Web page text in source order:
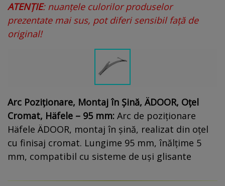
ATENȚIE: nuanțele culorilor produselor
prezentate mai sus, pot diferi sensibil față de
original!
Arc Poziționare, Montaj în Șină, ÄDOOR, Oțel
Cromat, Häfele – 95 mm: Arc de poziționare
Häfele ÄDOOR, montaj în șină, realizat din oțel
cu finisaj cromat. Lungime 95 mm, înălțime 5
mm, compatibil cu sisteme de uși glisante